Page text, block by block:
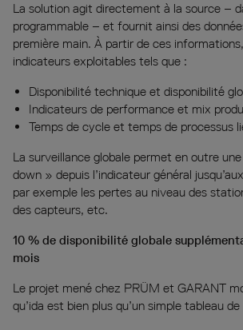
La solution agit directement à la source –
programmable – et fournit ainsi des
première main. À partir de ces
indicateurs exploitables tels que :
Disponibilité technique et disponibilité
Indicateurs de performance et mix
Temps de cycle et temps de processus
La surveillance globale permet en outre
down » depuis l’indicateur général
par exemple les pertes au niveau des
des capteurs, etc.
10 % de disponibilité globale
mois
Le projet mené chez PRÜM et GARANT
qu’ida est bien plus qu’un simple tableau de